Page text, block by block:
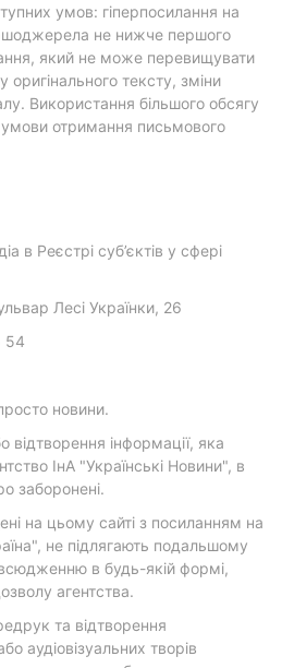
умов: гіперпосилання на
не нижче першого
який не може перевищувати
оригінального тексту, зміни
Використання більшого обсягу
отримання письмового
в Реєстрі суб’єктів у сфері
Лесі Українки, 26
54
новини.
інформації, яка
ІнА "Українські Новини", в
заборонені.
на цьому сайті з посиланням на
не підлягають подальшому
в будь-якій формі,
агентства.
та відтворення
аудіовізуальних творів